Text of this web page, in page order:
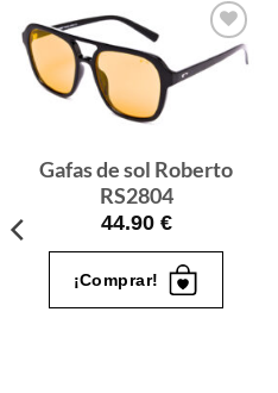
Gafas
de sol
Gafas de sol Roberto
RS2804
44.90 €
¡Comprar!